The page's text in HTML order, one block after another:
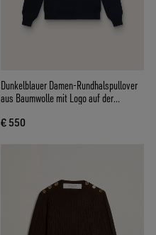
Dunkelblauer Damen-Rundhalspullover
aus Baumwolle mit Logo auf der
€ 550